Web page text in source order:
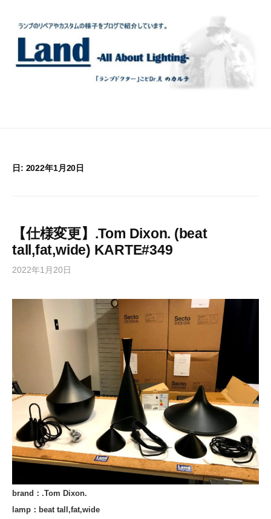
日: 2022年1月20日
【仕様変更】.Tom Dixon. (beat
tall,fat,wide) KARTE#349
2022年1月20日
brand：.Tom Dixon.
lamp：beat tall,fat,wide